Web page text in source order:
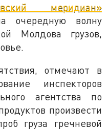
меридиан»
очередную волну
Молдова грузов,
отмечают в
инспекторов
агентства по
произвести
груза гречневой